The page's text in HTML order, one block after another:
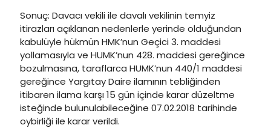
Sonuç: Davacı vekili ile davalı vekilinin temyiz
itirazları açıklanan nedenlerle yerinde olduğundan
kabulüyle hükmün HMK’nun Geçici 3. maddesi
yollamasıyla ve HUMK’nun 428. maddesi gereğince
bozulmasına, taraflarca HUMK’nun 440/1 maddesi
gereğince Yargıtay Daire ilamının tebliğinden
itibaren ilama karşı 15 gün içinde karar düzeltme
isteğinde bulunulabileceğine 07.02.2018 tarihinde
oybirliği ile karar verildi.